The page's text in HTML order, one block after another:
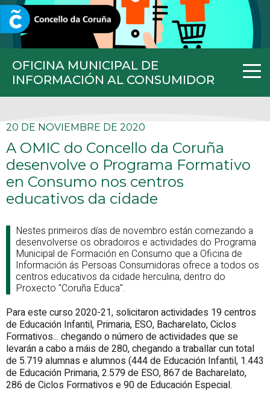
OFICINA MUNICIPAL DE
INFORMACIÓN AL CONSUMIDOR
CORUNA.GAL
20 DE NOVIEMBRE DE 2020
A OMIC do Concello da Coruña
desenvolve o Programa Formativo
en Consumo nos centros
educativos da cidade
Nestes primeiros días de novembro están comezando a
desenvolverse os obradoiros e actividades do Programa
Municipal de Formación en Consumo que a Oficina de
Información ás Persoas Consumidoras ofrece a todos os
centros educativos da cidade herculina, dentro do
Proxecto "Coruña Educa".
Para este curso 2020-21, solicitaron actividades 19 centros
de Educación Infantil, Primaria, ESO, Bacharelato, Ciclos
Formativos... chegando o número de actividades que se
levarán a cabo a máis de 280, chegando a traballar cun total
de 5.719 alumnas e alumnos (444 de Educación Infantil, 1.443
de Educación Primaria, 2.579 de ESO, 867 de Bacharelato,
286 de Ciclos Formativos e 90 de Educación Especial.